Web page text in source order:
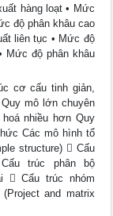
hàng loạt • Mức
độ phân khâu cao
liên tục • Mức độ
Mức độ phân khâu
cơ cấu tinh giản,
mô lớn chuyên
nhiều hơn Quy
Các mô hình tổ
structure)  Cấu
trúc phân bộ
 Cấu trúc nhóm
and matrix